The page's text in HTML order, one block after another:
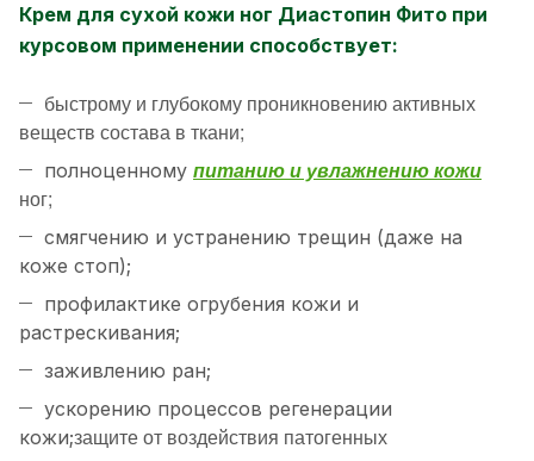
Крем для сухой кожи ног Диастопин Фито при
курсовом применении способствует:
быстрому и глубокому проникновению активных
веществ состава в ткани;
полноценному питанию и увлажнению кожи
ног;
смягчению и устранению трещин (даже на
коже стоп);
профилактике огрубения кожи и
растрескивания;
заживлению ран;
ускорению процессов регенерации
кожи;защите от воздействия патогенных